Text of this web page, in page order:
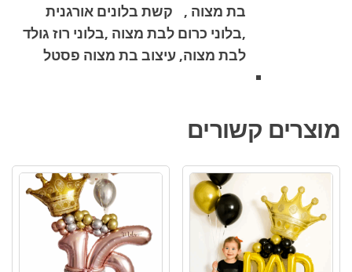
בת מצוה , קשת בלונים אורגנית
,בלוני כרום לבת מצוה ,בלוני רוז גולד
לבת מצוה, עיצוב בת מצוה פסטל
מוצרים קשורים